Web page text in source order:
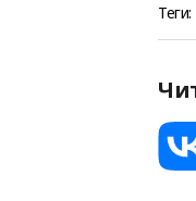
Теги: